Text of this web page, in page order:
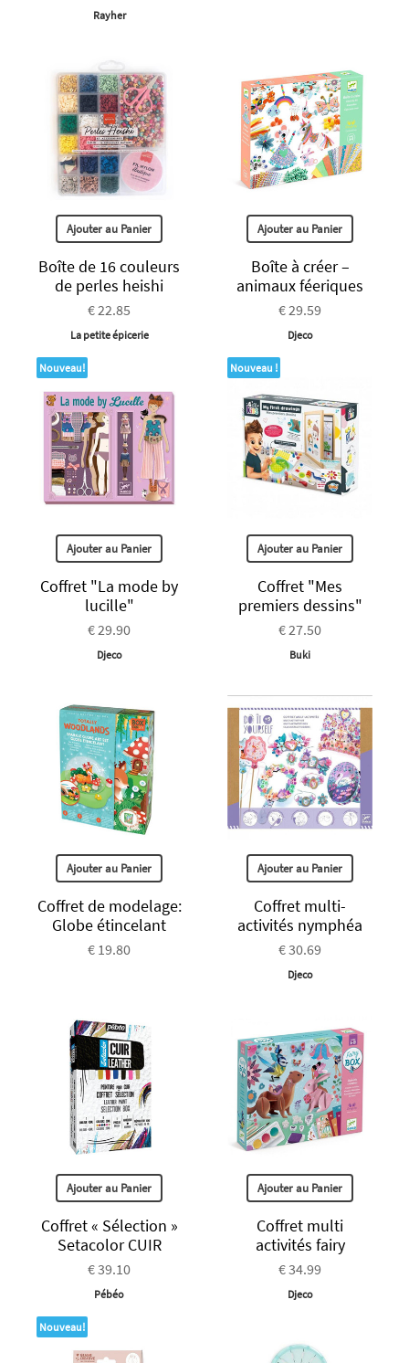
Rayher
Ajouter au Panier
Boîte de 16 couleurs
de perles heishi
€ 22.85
La petite épicerie
Ajouter au Panier
Boîte à créer –
animaux féeriques
€ 29.59
Djeco
Nouveau!
Ajouter au Panier
Coffret "La mode by
lucille"
€ 29.90
Djeco
Nouveau !
Ajouter au Panier
Coffret "Mes
premiers dessins"
€ 27.50
Buki
Ajouter au Panier
Coffret de modelage:
Globe étincelant
€ 19.80
Ajouter au Panier
Coffret multi-
activités nymphéa
€ 30.69
Djeco
Ajouter au Panier
Coffret « Sélection »
Setacolor CUIR
€ 39.10
Pébéo
Ajouter au Panier
Coffret multi
activités fairy
€ 34.99
Djeco
Nouveau!